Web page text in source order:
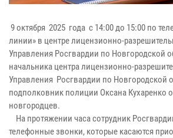
9 октября 2025 года с 14:00 до 15:00 по
линии» в центре лицензионно-
Управления Росгвардии по Новгородской
начальника центра лицензионно-
Управления Росгвардии по Новгородской
подполковник полиции Оксана Кухаренко
новгородцев.
На протяжении часа сотрудник
телефонные звонки, которые касаются